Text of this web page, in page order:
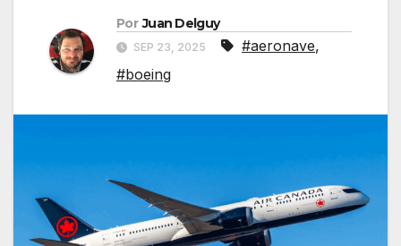
Por Juan Delguy
SEP 23, 2025 #aeronave,
#boeing